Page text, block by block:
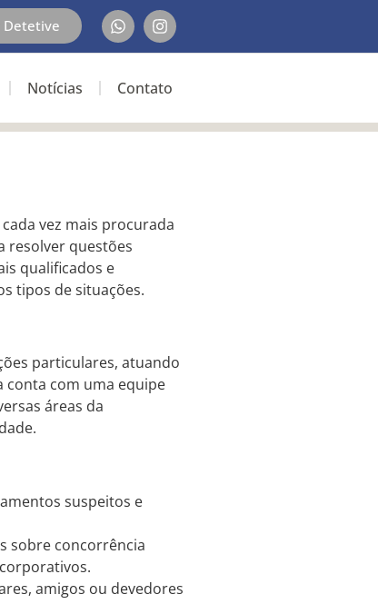
Detetive
Notícias Contato
vez mais procurada
resolver questões
qualificados e
tipos de situações.
particulares, atuando
conta com uma equipe
áreas da
suspeitos e
sobre concorrência
amigos ou devedores